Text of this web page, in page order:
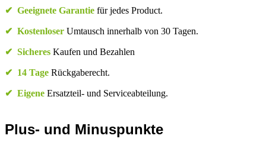
✔ Geeignete Garantie für jedes Product.
✔ Kostenloser Umtausch innerhalb von 30 Tagen.
✔ Sicheres Kaufen und Bezahlen
✔ 14 Tage Rückgaberecht.
✔ Eigene Ersatzteil- und Serviceabteilung.
Plus- und Minuspunkte